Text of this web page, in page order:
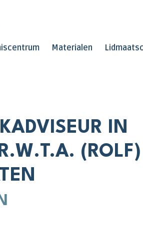
Materialen
IN
(ROLF)